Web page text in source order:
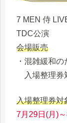
7 MEN 侍
TDC公演
会場販売
・混雑緩和
入場整理券
入場整理券対
7月29日(月)